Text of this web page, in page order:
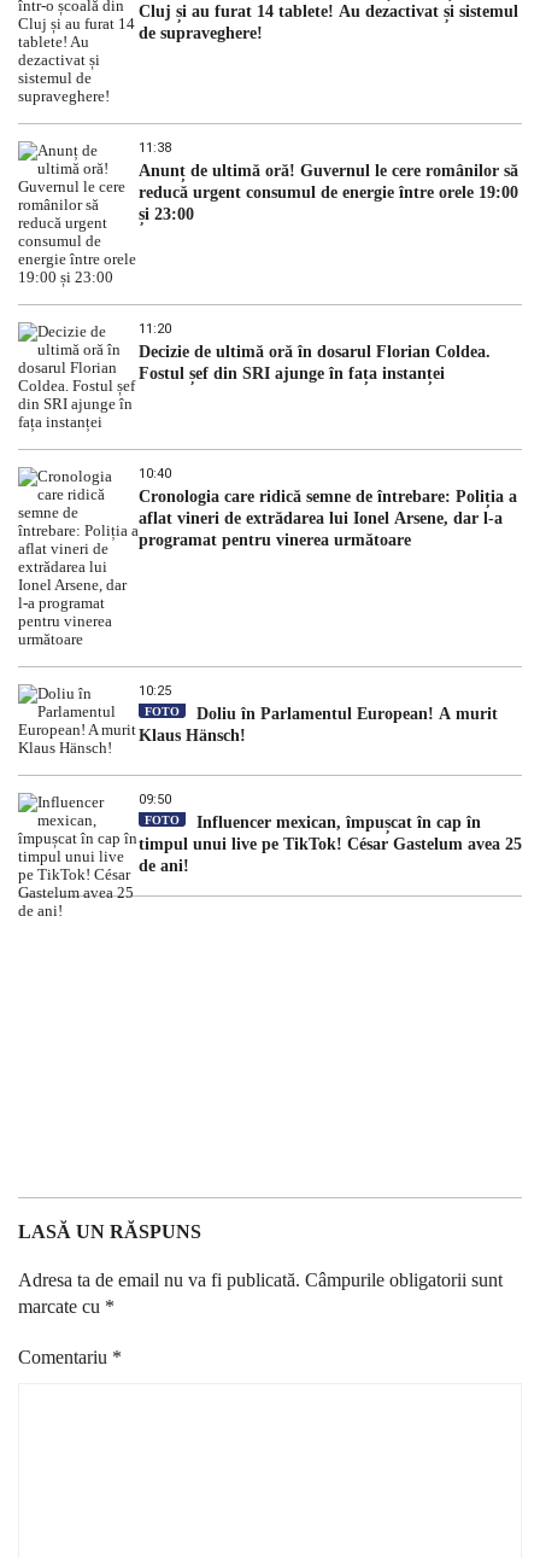
Cluj și au furat 14 tablete! Au dezactivat și sistemul
de supraveghere!
11:38
Anunț de ultimă oră! Guvernul le cere românilor să
reducă urgent consumul de energie între orele 19:00
și 23:00
11:20
Decizie de ultimă oră în dosarul Florian Coldea.
Fostul șef din SRI ajunge în fața instanței
10:40
Cronologia care ridică semne de întrebare: Poliția a
aflat vineri de extrădarea lui Ionel Arsene, dar l-a
programat pentru vinerea următoare
10:25
FOTO
Doliu în Parlamentul European! A murit
Klaus Hänsch!
09:50
FOTO
Influencer mexican, împușcat în cap în
timpul unui live pe TikTok! César Gastelum avea 25
de ani!
LASĂ UN RĂSPUNS
Adresa ta de email nu va fi publicată. Câmpurile obligatorii sunt
marcate cu *
Comentariu *